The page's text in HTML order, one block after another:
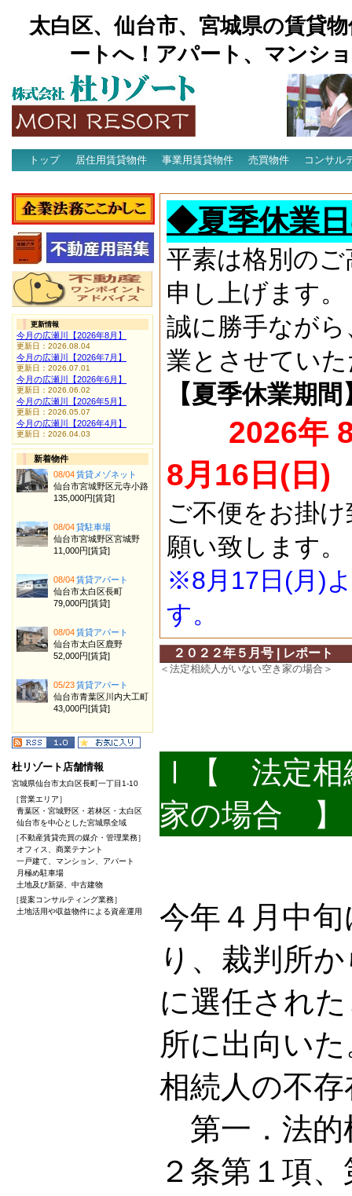
太白区、仙台市、宮城県の賃貸
ートへ！アパート、マンシ
トップ 居住用賃貸物件 事業用賃貸物件 売買物件
コンサル
◆夏季休業
平素は格別の
申し上げます。
誠に勝手なが
業とさせてい
【夏季休業期間
2026年
8月16日(日)
ご不便をお掛
願い致します。
※8月17日(月)
す。
２０２２年５月号 | レポート
＜法定相続人がいない空き家の場合＞
Ⅰ【 法定相
家の場合 】
今年４月中
り、裁判所
に選任され
所に出向い
相続人の不
第一．法的
２条第１項
更新情報
今月の広瀬川【2026年8月】
更新日：2026.08.04
今月の広瀬川【2026年7月】
更新日：2026.07.01
今月の広瀬川【2026年6月】
更新日：2026.06.02
今月の広瀬川【2026年5月】
更新日：2026.05.07
今月の広瀬川【2026年4月】
更新日：2026.04.03
新着物件
08/04賃貸メゾネット
仙台市宮城野区元寺小路
135,000円[賃貸]
08/04貸駐車場
仙台市宮城野区宮城野
11,000円[賃貸]
08/04賃貸アパート
仙台市太白区長町
79,000円[賃貸]
08/04賃貸アパート
仙台市太白区鹿野
52,000円[賃貸]
05/23賃貸アパート
仙台市青葉区川内大工町
43,000円[賃貸]
杜リゾート店舗情報
宮城県仙台市太白区長町一丁目1-10
［営業エリア］
青葉区・宮城野区・若林区・太白区
仙台市を中心とした宮城県全域
［不動産賃貸売買の媒介・管理業務］
オフィス、商業テナント
一戸建て、マンション、アパート
月極め駐車場
土地及び新築、中古建物
［提案コンサルティング業務］
土地活用や収益物件による資産運用